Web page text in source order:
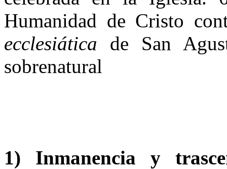
Humanidad de Cristo
ecclesiática de San
sobrenatural
1) Inmanencia y